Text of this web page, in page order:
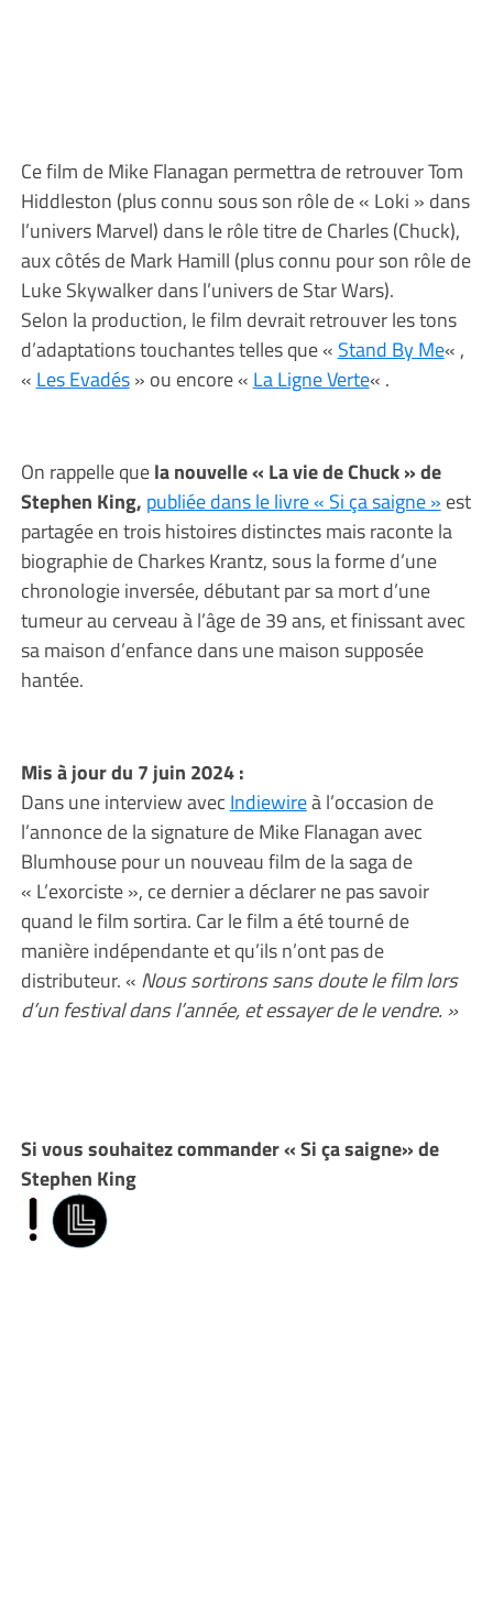
Ce film de Mike Flanagan permettra de retrouver Tom
Hiddleston (plus connu sous son rôle de « Loki » dans
l’univers Marvel) dans le rôle titre de Charles (Chuck),
aux côtés de Mark Hamill (plus connu pour son rôle de
Luke Skywalker dans l’univers de Star Wars).
Selon la production, le film devrait retrouver les tons
d’adaptations touchantes telles que « Stand By Me« ,
« Les Evadés» ou encore « La Ligne Verte« .
On rappelle quela nouvelle « La vie de Chuck » de
Stephen King, publiée dans le livre « Si ça saigne » est
partagée en trois histoires distinctes mais raconte la
biographie de Charkes Krantz, sous la forme d’une
chronologie inversée, débutant par sa mort d’une
tumeur au cerveau à l’âge de 39 ans, et finissant avec
sa maison d’enfance dans une maison supposée
hantée.
Mis à jour du 7 juin 2024 :
Dans une interview avec Indiewireà l’occasion de
l’annonce de la signature de Mike Flanagan avec
Blumhouse pour un nouveau film de la saga de
« L’exorciste », ce dernier a déclarer ne pas savoir
quand le film sortira. Car le film a été tourné de
manière indépendante et qu’ils n’ont pas de
distributeur. « Nous sortirons sans doute le film lors
d’un festival dans l’année, et essayer de le vendre. »
Si vous souhaitez commander « Si ça saigne» de
Stephen King